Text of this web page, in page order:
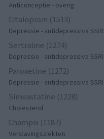
Anticonceptie - overig
Citalopram (1513)
Depressie - antidepressiva SSRI
Sertraline (1274)
Depressie - antidepressiva SSRI
Paroxetine (1272)
Depressie - antidepressiva SSRI
Simvastatine (1228)
Cholesterol
Champix (1187)
Verslavingsziekten